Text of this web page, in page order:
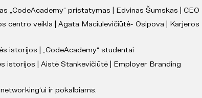
„CodeAcademy“ pristatymas | Edvinas Šumskas | CEO
centro veikla | Agata Maciulevičiūtė- Osipova | Karjeros
istorijos | „CodeAcademy“ studentai
istorijos | Aistė Stankevičiūtė | Employer Branding
ir pokalbiams.